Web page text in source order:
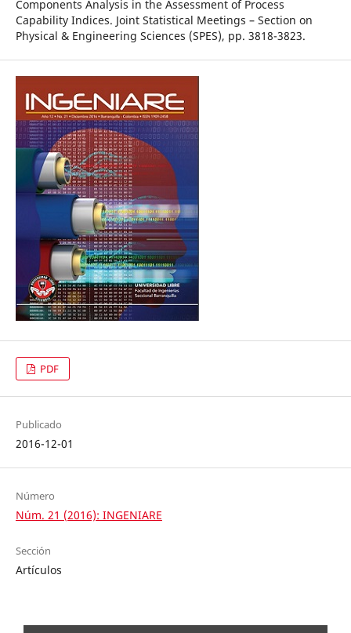
Components Analysis in the Assessment of Process
Capability Indices. Joint Statistical Meetings – Section on
Physical & Engineering Sciences (SPES), pp. 3818-3823.
PDF
Publicado
2016-12-01
Número
Núm. 21 (2016): INGENIARE
Sección
Artículos